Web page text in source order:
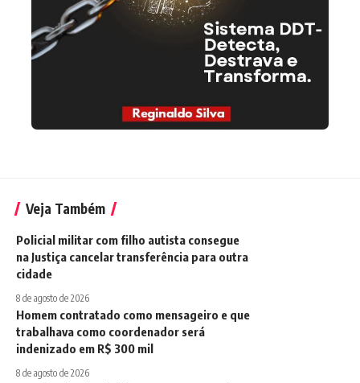
Veja Também
Policial militar com filho autista consegue
na Justiça cancelar transferência para outra
cidade
8 de agosto de 2026
Homem contratado como mensageiro e que
trabalhava como coordenador será
indenizado em R$ 300 mil
8 de agosto de 2026